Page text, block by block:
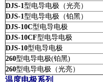
DJS-1型电导电极（光亮）
DJS-1型电导电极（铂黑）
DJS-10C型电导电极
DJS-10CF型电导电极
DJS-10型电导电极
260型电导电极(铂黑)
260型电导电极（光亮）
温度电极系列